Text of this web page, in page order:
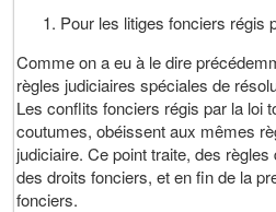
Pour les litiges fonciers régis
Comme on a eu à le dire
règles judiciaires spéciales de
Les conflits fonciers régis par la loi
coutumes, obéissent aux mêmes
judiciaire. Ce point traite, des
des droits fonciers, et en fin de la
fonciers.